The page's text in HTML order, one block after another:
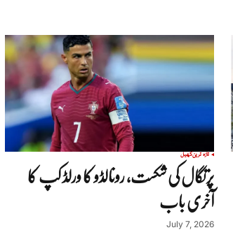
تازہ ترینکھیل
پرتگال کی شکست، رونالڈو کا ورلڈ کپ کا
آخری باب
July 7, 2026